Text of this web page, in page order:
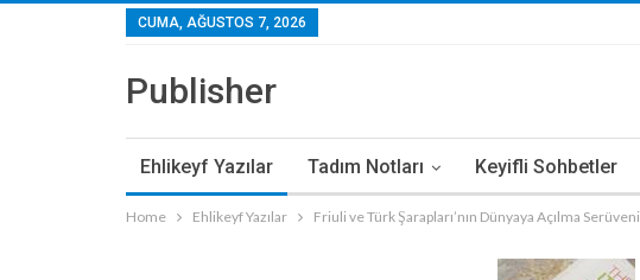
CUMA, AĞUSTOS 7, 2026
Publisher
Ehlikeyf Yazılar Tadım Notları Keyifli Sohbetler
Home Ehlikeyf Yazılar Friuli ve Türk Şarapları’nın Dünyaya Açılma Serüveni